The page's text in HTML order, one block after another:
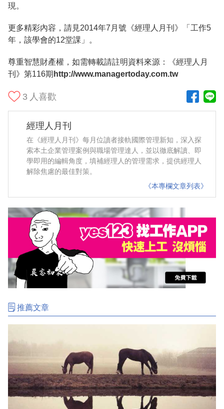
現。
更多精彩內容，請見2014年7月號《經理人月刊》「工作5
年，該學會的12堂課」。
尊重智慧財產權，如需轉載請註明資料來源：《經理人月
刊》第116期 http://www.managertoday.com.tw
3 人喜歡
經理人月刊
在《經理人月刊》每月位讀者接軌國際管理新知，深入探
索本土企業管理案例與職場管理達人，並以徹底解讀、即
學即用的編輯角度，填補經理人的管理需求，提供經理人
解除焦慮的最佳對策。
《本專欄文章列表》
推薦文章